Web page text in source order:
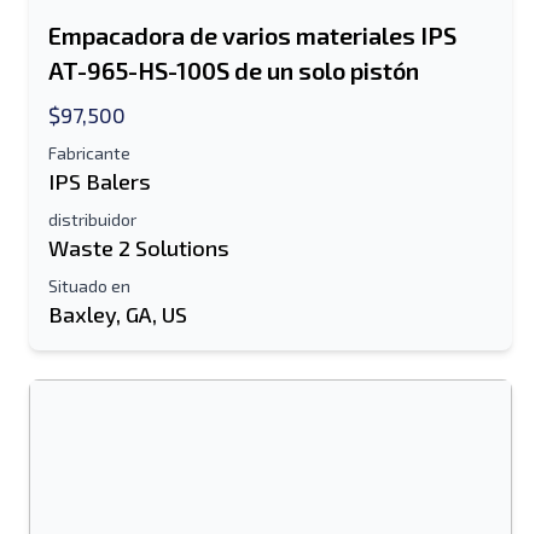
Empacadora de varios materiales IPS
AT-965-HS-100S de un solo pistón
$97,500
Fabricante
IPS Balers
distribuidor
Waste 2 Solutions
Situado en
Baxley, GA, US